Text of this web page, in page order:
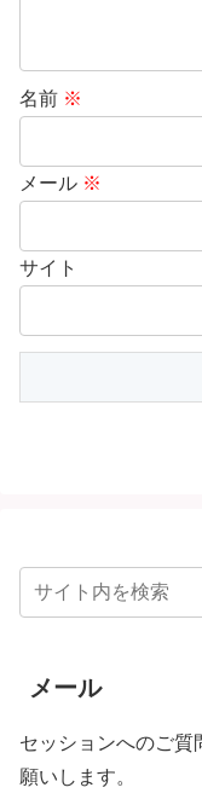
名前 ※
メール ※
サイト
メール
セッションへのご質
願いします。